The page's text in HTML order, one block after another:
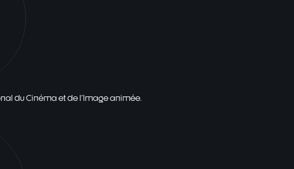
du Cinéma et de l'Image animée.